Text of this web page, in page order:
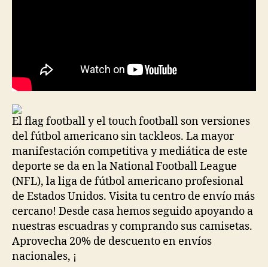
El flag football y el touch football son versiones
del fútbol americano sin tackleos. La mayor
manifestación competitiva y mediática de este
deporte se da en la National Football League
(NFL), la liga de fútbol americano profesional
de Estados Unidos. Visita tu centro de envío más
cercano! Desde casa hemos seguido apoyando a
nuestras escuadras y comprando sus camisetas.
Aprovecha 20% de descuento en envíos
nacionales, ¡